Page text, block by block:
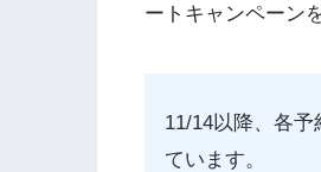
ートキャンペーン
11/14以降、各
ています。